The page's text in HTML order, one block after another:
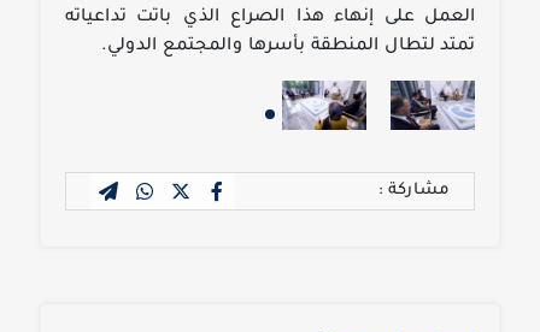
العمل على إنهاء هذا الصراع الذي باتت تداعياته
تمتد لتطال المنطقة بأسرها والمجتمع الدولي.
مشاركة :